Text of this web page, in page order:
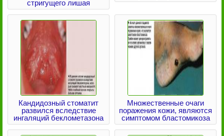
стригущего лишая
Кандидозный стоматит
развился вследствие
ингаляций беклометазона
Множественные очаги
поражения кожи, являются
симптомом бластомикоза